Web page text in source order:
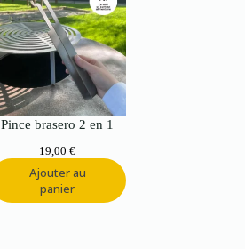
Pince brasero 2 en 1
19,00€
Ajouter au
panier